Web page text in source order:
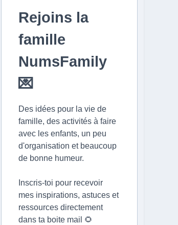
Rejoins la
famille
NumsFamily
💌
Des idées pour la vie de
famille, des activités à faire
avec les enfants, un peu
d'organisation et beaucoup
de bonne humeur.
Inscris-toi pour recevoir
mes inspirations, astuces et
ressources directement
dans ta boite mail 🌻